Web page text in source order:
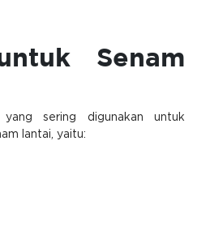
Senam
sering digunakan untuk
lantai, yaitu: